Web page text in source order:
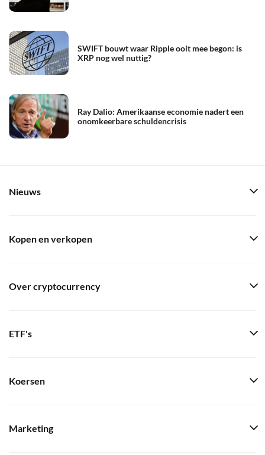
SWIFT bouwt waar Ripple ooit mee begon: is
XRP nog wel nuttig?
Ray Dalio: Amerikaanse economie nadert een
onomkeerbare schuldencrisis
Nieuws
Kopen en verkopen
Over cryptocurrency
ETF's
Koersen
Marketing